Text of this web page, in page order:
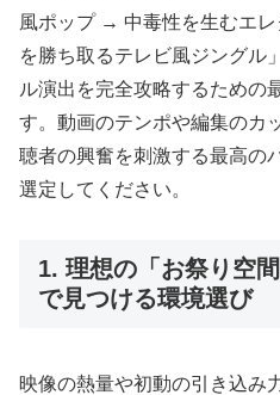
風ポップ → 中毒性を生むエ
を勝ち取るテレビ風ジングル
ル演出を完全攻略するための
す。動画のテンポや編集のカ
聴者の興奮を刺激する最高の
選定してください。
1. 理想の「お祭り空
で見つける環境選び
映像の熱量や初動の引き込み